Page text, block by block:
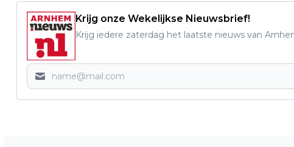
Krijg onze Wekelijkse Nieuwsbrief!
Krijg iedere zaterdag het laatste nieuws van